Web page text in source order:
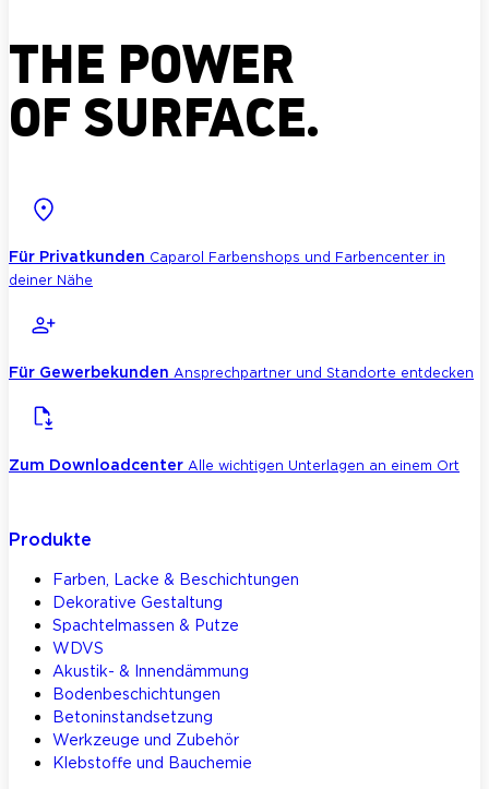
THE POWER
OF SURFACE.
Für Privatkunden Caparol Farbenshops und Farbencenter in
deiner Nähe
Für Gewerbekunden Ansprechpartner und Standorte entdecken
Zum Downloadcenter Alle wichtigen Unterlagen an einem Ort
Produkte
Farben, Lacke & Beschichtungen
Dekorative Gestaltung
Spachtelmassen & Putze
WDVS
Akustik- & Innendämmung
Bodenbeschichtungen
Betoninstandsetzung
Werkzeuge und Zubehör
Klebstoffe und Bauchemie